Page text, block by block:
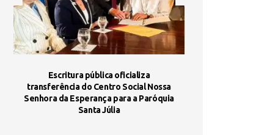
Escritura pública oficializa
transferência do Centro Social Nossa
Senhora da Esperança para a Paróquia
Santa Júlia